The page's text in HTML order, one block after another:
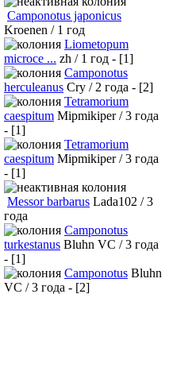
Camponotus japonicus
Kroenen / 1 год
Liometopum
microce ... zh / 1 год - [1]
Camponotus
herculeanus Cry / 2 года - [2]
Tetramorium
caespitum Mipmikiper / 3 года
- [1]
Tetramorium
caespitum Mipmikiper / 3 года
- [1]
Messor barbarus Lada102 / 3
года
Camponotus
turkestanus Bluhn VC / 3 года
- [1]
Camponotus Bluhn
VC / 3 года - [2]